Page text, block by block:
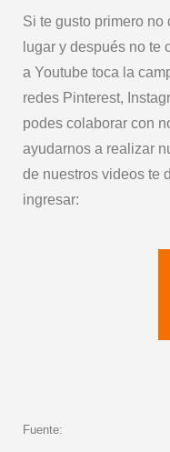
Si te gusto primero
lugar y después no te
a Youtube toca la
redes Pinterest,
podes colaborar con
ayudarnos a realizar
de nuestros videos te
ingresar:
Fuente: